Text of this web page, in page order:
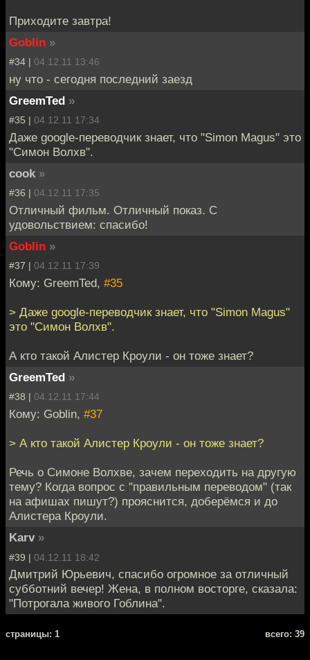
Приходите завтра!
Goblin »
#34 | 04.12.11 13:46
ну что - сегодня последний заезд
GreemTed »
#35 | 04.12.11 17:34
Даже google-переводчик знает, что "Simon Magus" это
"Симон Волхв".
cook »
#36 | 04.12.11 17:35
Отличный фильм. Отличный показ. С
удовольствием: спасибо!
Goblin »
#37 | 04.12.11 17:39
Кому: GreemTed, #35
> Даже google-переводчик знает, что "Simon Magus"
это "Симон Волхв".
А кто такой Алистер Кроули - он тоже знает?
GreemTed »
#38 | 04.12.11 17:44
Кому: Goblin, #37
> А кто такой Алистер Кроули - он тоже знает?
Речь о Симоне Волхве, зачем переходить на другую
тему? Когда вопрос с "правильным переводом" (так
на афишах пишут?) прояснится, доберёмся и до
Алистера Кроули.
Karv »
#39 | 04.12.11 18:42
Дмитрий Юрьевич, спасибо огромное за отличный
субботний вечер! Жена, в полном восторге, сказала:
"Потрогала живого Гоблина".
cтраницы: 1 всего: 39